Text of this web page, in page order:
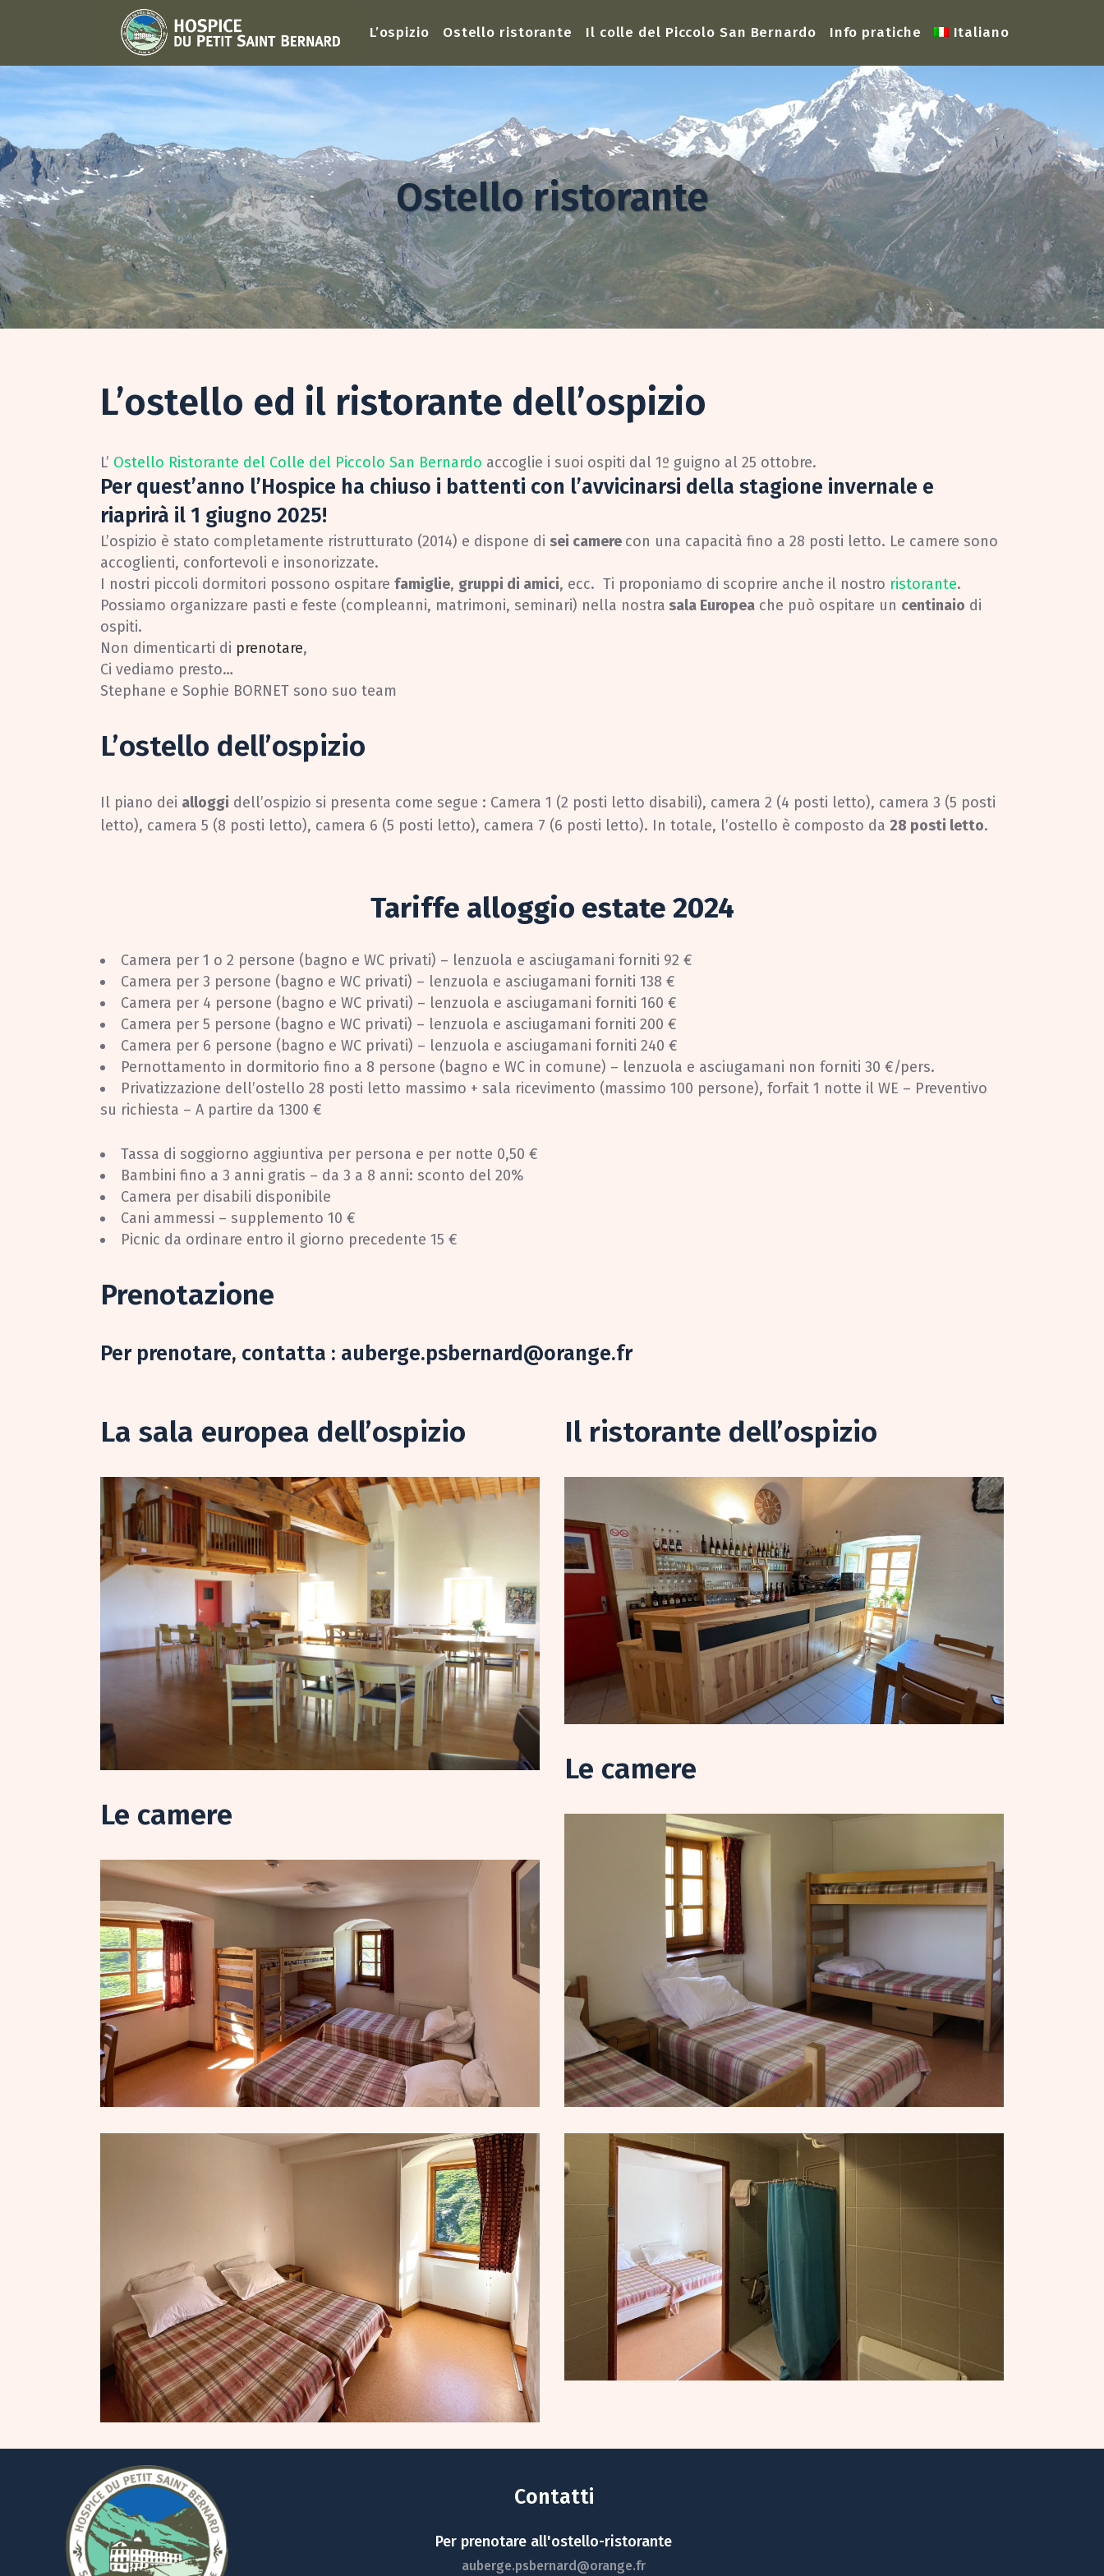
L’ospizio Ostello ristorante Il colle del Piccolo San Bernardo Info pratiche Italiano
Ostello ristorante
L’ostello ed il ristorante dell’ospizio
L’ Ostello Ristorante del Colle del Piccolo San Bernardo accoglie i suoi ospiti dal 1º guigno al 25 ottobre.
Per quest’anno l’Hospice ha chiuso i battenti con l’avvicinarsi della stagione invernale e
riaprirà il 1 giugno 2025!
L’ospizio è stato completamente ristrutturato (2014) e dispone di sei camere con una capacità fino a 28 posti letto. Le camere sono
accoglienti, confortevoli e insonorizzate.
I nostri piccoli dormitori possono ospitare famiglie, gruppi di amici, ecc. Ti proponiamo di scoprire anche il nostro ristorante.
Possiamo organizzare pasti e feste (compleanni, matrimoni, seminari) nella nostra sala Europea che può ospitare un centinaio di
ospiti.
Non dimenticarti di prenotare,
Ci vediamo presto…
Stephane e Sophie BORNET sono suo team
L’ostello dell’ospizio
Il piano dei alloggi dell’ospizio si presenta come segue : Camera 1 (2 posti letto disabili), camera 2 (4 posti letto), camera 3 (5 posti
letto), camera 5 (8 posti letto), camera 6 (5 posti letto), camera 7 (6 posti letto). In totale, l’ostello è composto da 28 posti letto.
Tariffe alloggio estate 2024
Camera per 1 o 2 persone (bagno e WC privati) – lenzuola e asciugamani forniti 92 €
Camera per 3 persone (bagno e WC privati) – lenzuola e asciugamani forniti 138 €
Camera per 4 persone (bagno e WC privati) – lenzuola e asciugamani forniti 160 €
Camera per 5 persone (bagno e WC privati) – lenzuola e asciugamani forniti 200 €
Camera per 6 persone (bagno e WC privati) – lenzuola e asciugamani forniti 240 €
Pernottamento in dormitorio fino a 8 persone (bagno e WC in comune) – lenzuola e asciugamani non forniti 30 €/pers.
Privatizzazione dell’ostello 28 posti letto massimo + sala ricevimento (massimo 100 persone), forfait 1 notte il WE – Preventivo
su richiesta – A partire da 1300 €
Tassa di soggiorno aggiuntiva per persona e per notte 0,50 €
Bambini fino a 3 anni gratis – da 3 a 8 anni: sconto del 20%
Camera per disabili disponibile
Cani ammessi – supplemento 10 €
Picnic da ordinare entro il giorno precedente 15 €
Prenotazione
Per prenotare, contatta : auberge.psbernard@orange.fr
La sala europea dell’ospizio
Le camere
Il ristorante dell’ospizio
Le camere
Contatti
Per prenotare all'ostello-ristorante
auberge.psbernard@orange.fr